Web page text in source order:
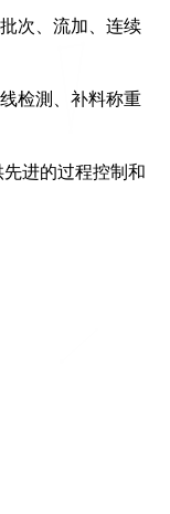
次、流加、连续
检測、补料称重
进的过程控制和